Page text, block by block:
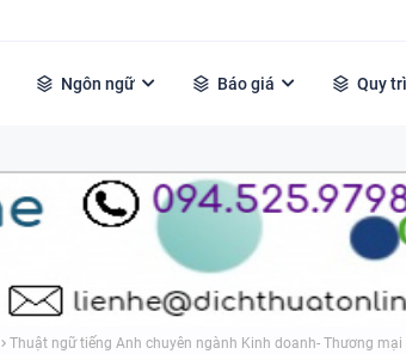
Ngôn ngữ Báo giá Quy
Thuật ngữ tiếng Anh chuyên ngành Kinh doanh- Thương mại